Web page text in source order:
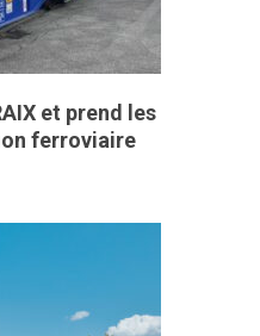
et prend les
ferroviaire